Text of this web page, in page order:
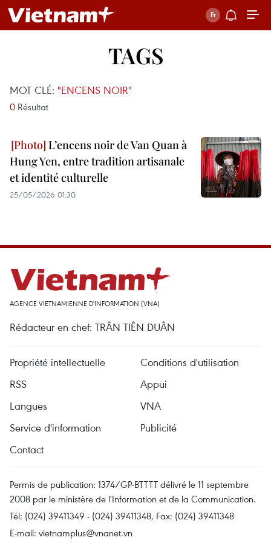
TAGS
MOT CLÉ: "ENCENS NOIR"
0 Résultat
L’encens noir de Van Quan à
Hung Yen, entre tradition artisanale
et identité culturelle
25/05/2026 01:30
AGENCE VIETNAMIENNE D'INFORMATION (VNA)
Rédacteur en chef: TRÂN TIÊN DUÂN
Propriété intellectuelle
Conditions d'utilisation
RSS
Appui
Langues
VNA
Service d'information
Publicité
Contact
Permis de publication: 1374/GP-BTTTT délivré le 11 septembre
2008 par le ministère de l'Information et de la Communication.
Tél: (024) 39411349 - (024) 39411348, Fax: (024) 39411348
E-mail: vietnamplus@vnanet.vn